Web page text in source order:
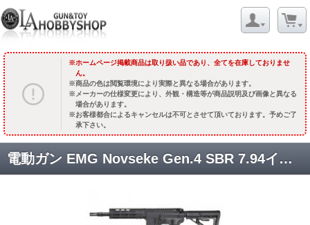
ホームページ掲載商品は取り扱い品であり、全てを在庫しておりませ
ん。
商品の色は閲覧環境により実際と異なる場合があります。
メーカーの仕様変更により、外観・構造等が商品説明及び画像と異なる
場合があります。
お客様都合によるキャンセルは不可とさせて頂いております。予めご了
承下さい。
電動ガン EMG Novseke Gen.4 SBR 7.94インチ /ブラック [APS-NSBR-7B] [取寄]